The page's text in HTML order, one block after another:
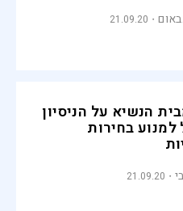
21.09.20
הנשיא על הניסיון
בחירות
21.09.20